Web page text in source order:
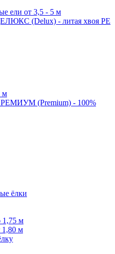
ели от 3,5 - 5 м
(Delux) - литая хвоя РЕ
м
(Premium) - 100%
ёлки
1,75 м
1,80 м